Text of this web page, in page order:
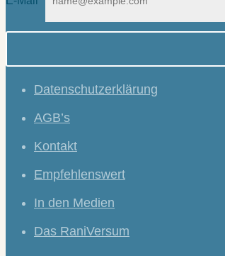
Datenschutzerklärung
AGB’s
Kontakt
Empfehlenswert
In den Medien
Das RaniVersum